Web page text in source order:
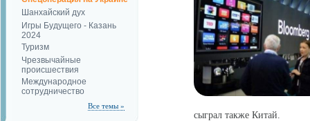
Шанхайский дух
Игры Будущего - Казань
2024
Туризм
Чрезвычайные
происшествия
Международное
сотрудничество
Все темы »
сыграл также Китай.